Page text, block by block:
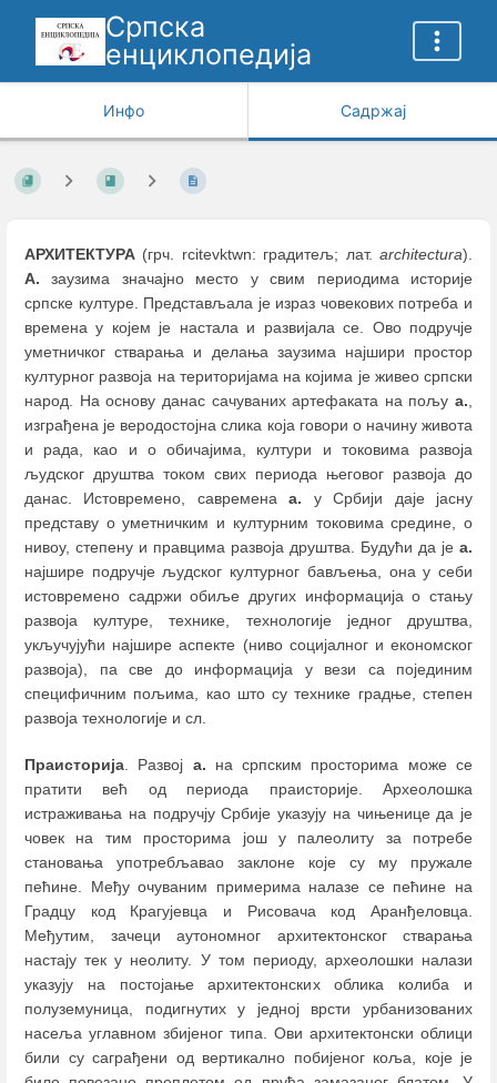
Српска
енциклопедија
Инфо Садржај
АРХИТЕКТУРА (грч. rcitevktwn: градитељ; лат. architectura).
А. заузима значајно место у свим периодима историје
српске културе. Представљала је израз човекових потреба и
времена у којем је настала и развијала се. Ово подручје
уметничког стварања и делања заузима најшири простор
културног развоја на територијама на којима је живео српски
народ. На основу данас сачуваних артефаката на пољу а.,
изграђена је веродостојна слика која говори о начину живота
и рада, као и о обичајима, култури и токовима развоја
људског друштва током свих периода његовог развоја до
данас. Истовремено, савременаа. у Србији даје јасну
представу о уметничким и културним токовима средине, о
нивоу, степену и правцима развоја друштва. Будући да је а.
најшире подручје људског културног бављења, она у себи
истовремено садржи обиље других информација о стању
развоја културе, технике, технологије једног друштва,
укључујући најшире аспекте (ниво социјалног и економског
развоја), па све до информација у вези са појединим
специфичним пољима, као што су технике градње, степен
развоја технологије и сл.
Праисторија . Развој а. на српским просторима може се
пратити већ од периода праисторије. Археолошка
истраживања на подручју Србије указују на чињенице да је
човек на тим просторима још у палеолиту за потребе
становања употребљавао заклоне које су му пружале
пећине. Међу очуваним примерима налазе се пећине на
Градцу код Крагујевца и Рисовача код Аранђеловца.
Међутим, зачеци аутономног архитектонског стварања
настају тек у неолиту. У том периоду, археолошки налази
указују на постојање архитектонских облика колиба и
полуземуница, подигнутих у једној врсти урбанизованих
насеља углавном збијеног типа. Ови архитектонски облици
били су саграђени од вертикално побијеног коља, које је